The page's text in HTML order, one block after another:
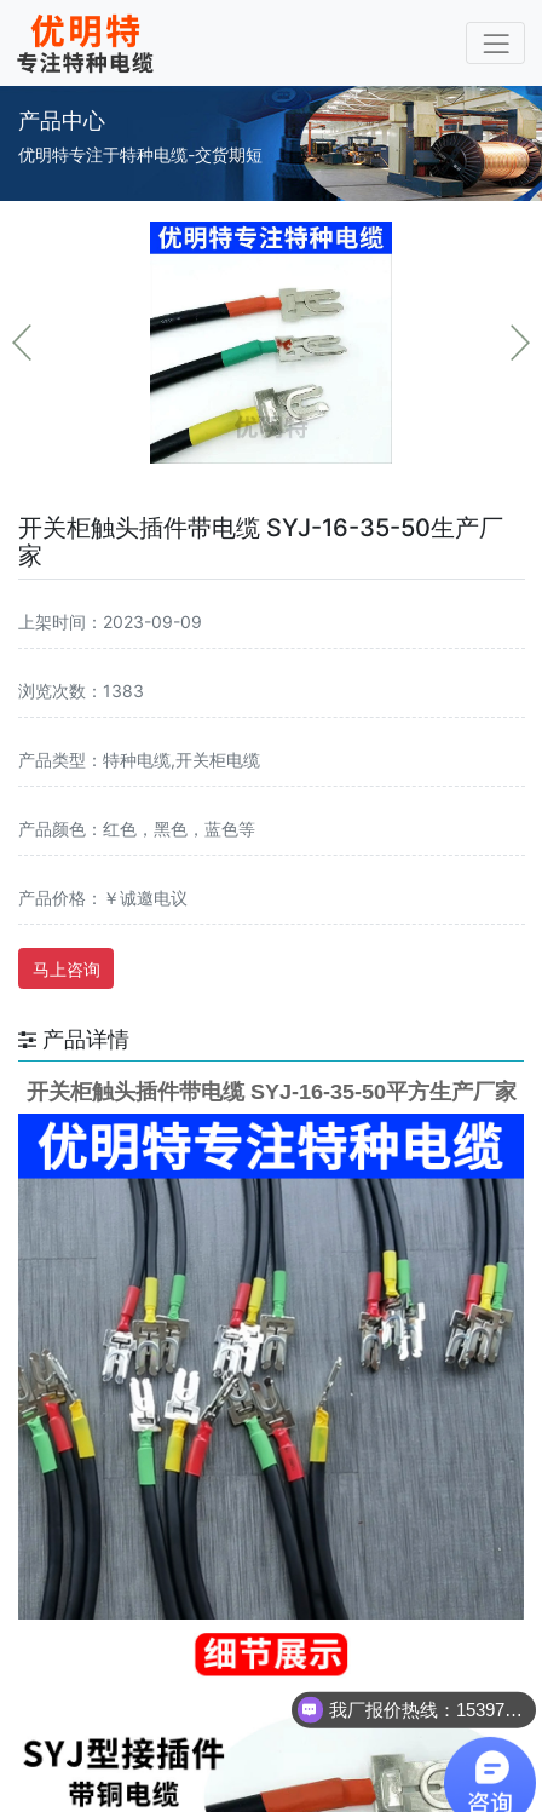
产品中心
优明特专注于特种电缆-交货期短
开关柜触头插件带电缆 SYJ-16-35-50生产厂
家
上架时间：2023-09-09
浏览次数：1383
产品类型：特种电缆,开关柜电缆
产品颜色：红色，黑色，蓝色等
产品价格：￥诚邀电议
马上咨询
产品详情
开关柜触头插件带电缆 SYJ-16-35-50平方生产厂家
我厂报价热线：15397022236